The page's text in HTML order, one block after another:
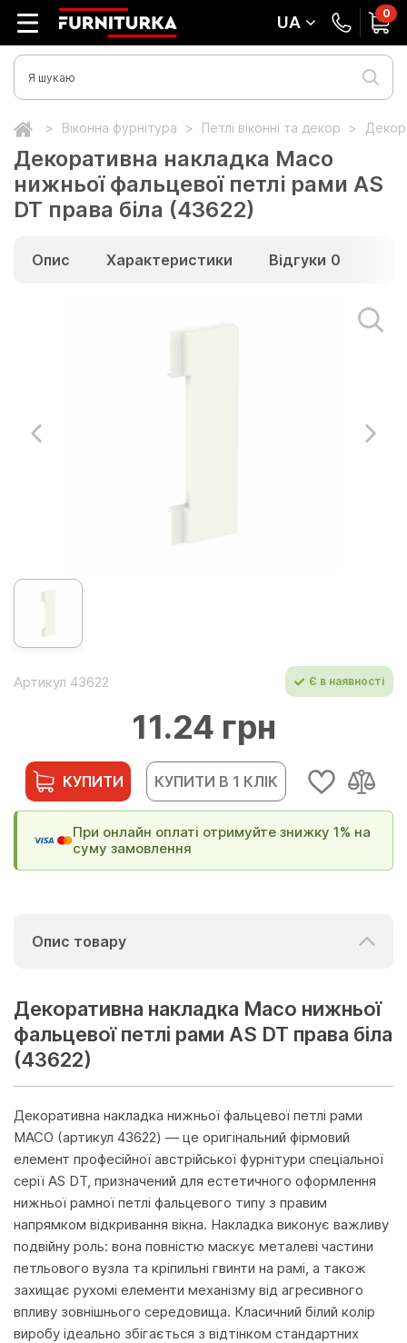
UA 0
Віконна фурнітура Петлі віконні та декор
Декоративна накладка Maco
нижньої фальцевої петлі рами AS
DT права біла (43622)
Опис Характеристики Відгуки 0
Артикул 43622 Є в наявності
11.24 грн
КУПИТИ КУПИТИ В 1 КЛІК
При онлайн оплаті отримуйте знижку 1% на
суму замовлення
Опис товару
Декоративна накладка Maco нижньої
фальцевої петлі рами AS DT права біла
(43622)
Декоративна накладка нижньої фальцевої петлі рами
MACO (артикул 43622) — це оригінальний фірмовий
елемент професійної австрійської фурнітури спеціальної
серії AS DT, призначений для естетичного оформлення
нижньої рамної петлі фальцевого типу з правим
напрямком відкривання вікна. Накладка виконує важливу
подвійну роль: вона повністю маскує металеві частини
петльового вузла та кріпильні гвинти на рамі, а також
захищає рухомі елементи механізму від агресивного
впливу зовнішнього середовища. Класичний білий колір
виробу ідеально збігається з відтінком стандартних